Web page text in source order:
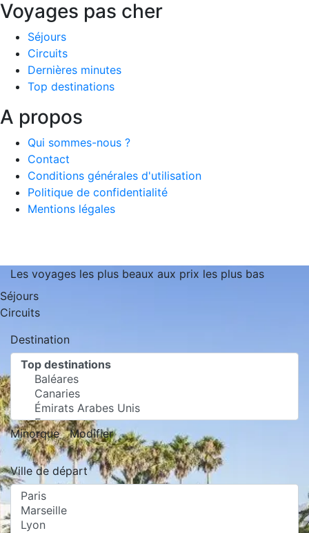
Voyages pas cher
Séjours
Circuits
Dernières minutes
Top destinations
A propos
Qui sommes-nous ?
Contact
Conditions générales d'utilisation
Politique de confidentialité
Mentions légales
Les voyages les plus beaux aux prix les plus bas
Séjours
Circuits
Destination
Minorque Modifier
Ville de départ